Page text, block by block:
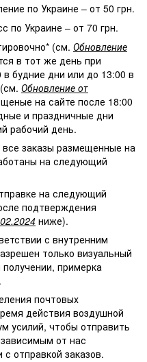
по Украине – от 50 грн.
по Украине – от 70 грн.
(см. Обновление
в тот же день при
будние дни или до 13:00 в
Обновление от
на сайте после 18:00
и праздничные дни
рабочий день.
заказы размещенные на
на следующий
на следующий
подтверждения
ниже).
с внутренним
только визуальный
примерка
почтовых
действия воздушной
усилий, чтобы отправить
от нас
отправкой заказов.